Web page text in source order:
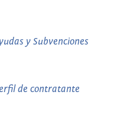
y Subvenciones
de contratante